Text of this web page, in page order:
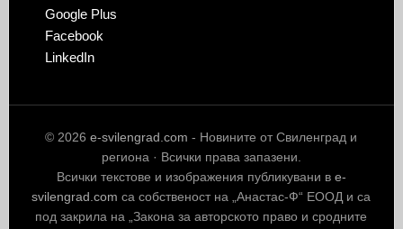
Google Plus
Facebook
LinkedIn
© 2026e-svilengrad.com - Новините от Свиленград и
региона · Всички права запазени.
Всички текстове и изображения публикувани в e-
svilengrad.com са собственост на „Анастас-Ф“ ЕООД и са
под закрила на „Закона за авторското право и сродните